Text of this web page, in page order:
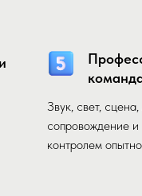
Звук, свет,
сопровождение
контролем